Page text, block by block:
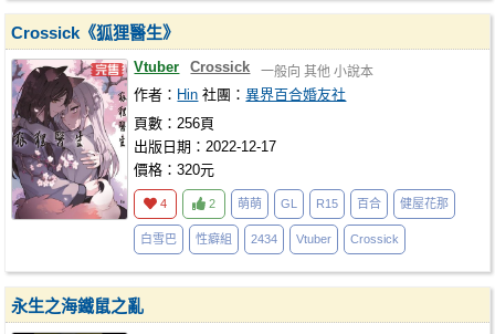
Crossick《狐狸醫生》
Vtuber Crossick 一般向 其他 小說本
作者： Hin 社團：異界百合婚友社
頁數：256頁
出版日期：2022-12-17
價格：320元
4 2 萌萌 GL R15 百合 健屋花那
白雪巴 性癖組 2434 Vtuber Crossick
永生之海鐵鼠之亂